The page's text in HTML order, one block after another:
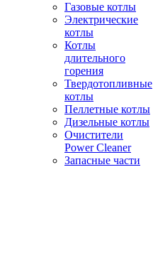
Газовые котлы
Электрические
котлы
Котлы
длительного
горения
Твердотопливные
котлы
Пеллетные котлы
Дизельные котлы
Очистители
Power Cleaner
Запасные части